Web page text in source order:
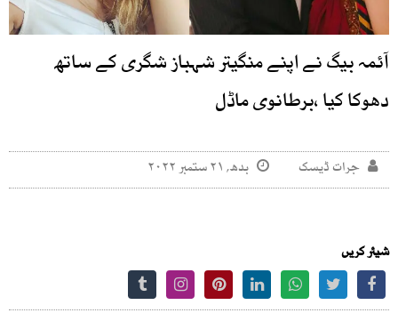
آئمہ بیگ نے اپنے منگیتر شہباز شگری کے ساتھ
دھوکا کیا ،برطانوی ماڈل
جرات ڈیسک بدھ, ۲۱ ستمبر ۲۰۲۲
شیئر کریں